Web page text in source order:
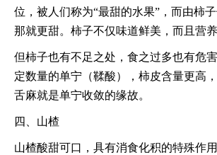
位，被人们称为“最甜的水果”，而由柿
那就更甜。柿子不仅味道鲜美，而且营养
但柿子也有不足之处，食之过多也有危
定数量的单宁（鞣酸），柿皮含量更高
舌麻就是单宁收敛的缘故。
四、山楂
山楂酸甜可口，具有消食化积的特殊作